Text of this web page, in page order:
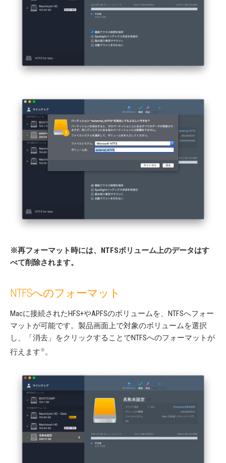
※再フォーマット時には、NTFSボリューム上のデータはす
べて削除されます。
NTFSへのフォーマット
Macに接続されたHFS+やAPFSのボリュームを、NTFSへフォー
マットが可能です。製品画面上で対象のボリュームを選択
し、「消去」をクリックすることでNTFSへのフォーマットが
行えます※。